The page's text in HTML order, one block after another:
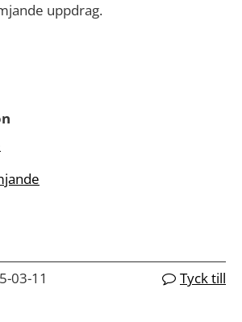
uppdrag.
03-11 Tyck till